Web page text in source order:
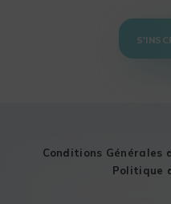
Conditions Générales
Politique